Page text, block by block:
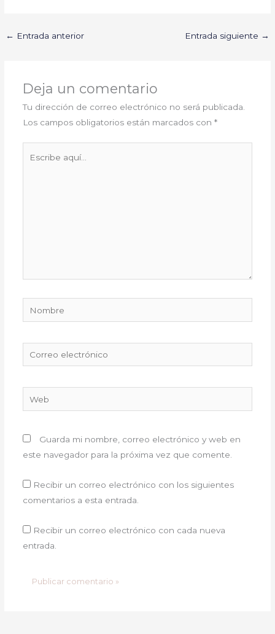
← Entrada anterior Entrada siguiente →
Deja un comentario
Tu dirección de correo electrónico no será publicada.
Los campos obligatorios están marcados con *
Nombre
electrónico
Guarda mi nombre, correo electrónico y web en
este navegador para la próxima vez que comente.
Recibir un correo electrónico con los siguientes
comentarios a esta entrada.
Recibir un correo electrónico con cada nueva
entrada.